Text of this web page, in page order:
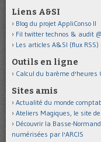
Liens A&SI
Blog du projet AppliConso II
Fil twitter technos & audit
Les articles A&SI (flux
Outils en ligne
Calcul du barème d'heures
Sites amis
Actualité du monde
Ateliers Magiques, le site
Découvrir la Basse-
numérisées par l'ARCIS